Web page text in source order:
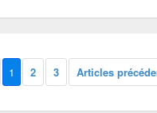
1 2 3 Articles